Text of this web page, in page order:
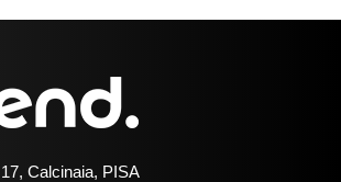
Calcinaia, PISA